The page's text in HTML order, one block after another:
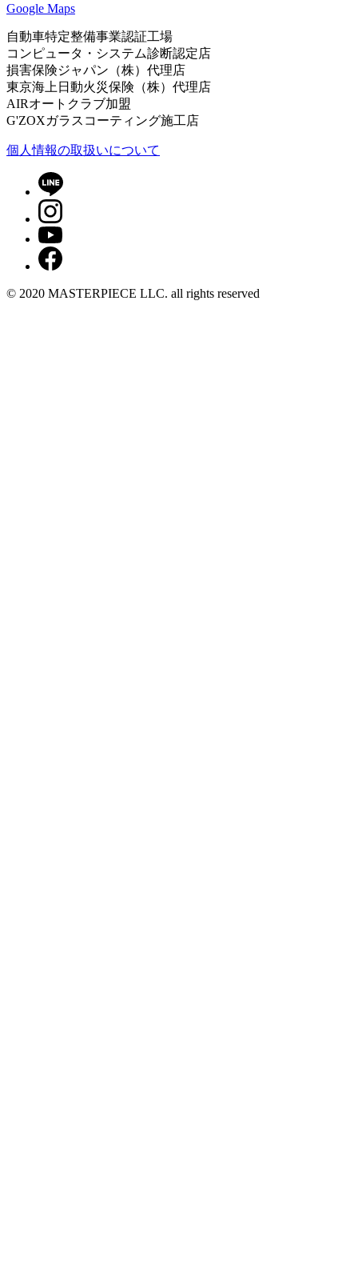
Google Maps
自動車特定整備事業認証工場
コンピュータ・システム診断認定店
損害保険ジャパン（株）代理店
東京海上日動火災保険（株）代理店
AIRオートクラブ加盟
G'ZOXガラスコーティング施工店
個⼈情報の取扱いについて
© 2020 MASTERPIECE LLC. all rights reserved